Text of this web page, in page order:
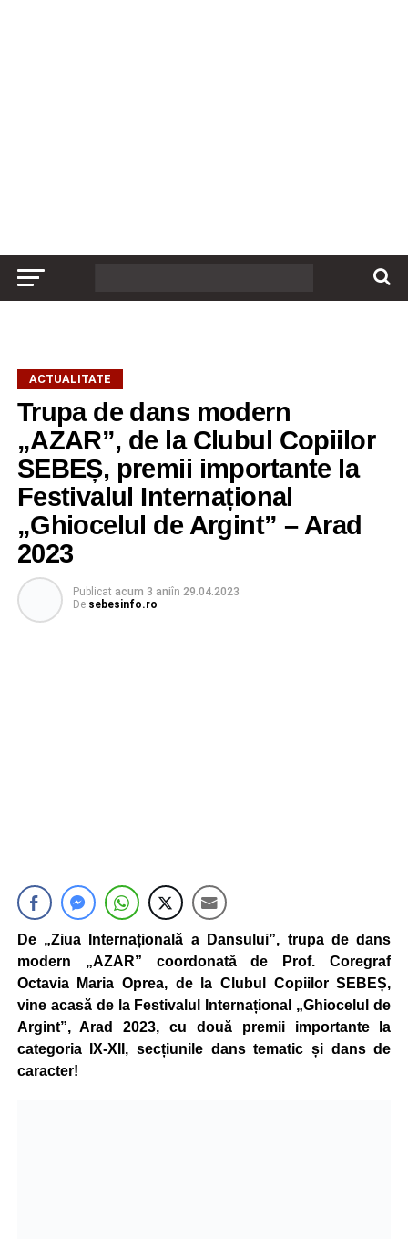
ACTUALITATE
Trupa de dans modern
„AZAR”, de la Clubul Copiilor
SEBEȘ, premii importante la
Festivalul Internațional
„Ghiocelul de Argint” – Arad
2023
Publicat acum 3 aniîn 29.04.2023
De sebesinfo.ro
De „Ziua Internațională a Dansului”, trupa de dans
modern „AZAR” coordonată de Prof. Coregraf
Octavia Maria Oprea, de la Clubul Copiilor SEBEȘ,
vine acasă de la Festivalul Internațional „Ghiocelul de
Argint”, Arad 2023, cu două premii importante la
categoria IX-XII, secțiunile dans tematic și dans de
caracter!